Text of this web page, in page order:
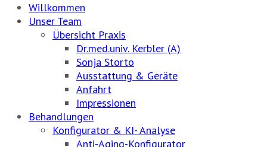
Willkommen
Unser Team
Übersicht Praxis
Dr.med.univ. Kerbler (A)
Sonja Storto
Ausstattung & Geräte
Anfahrt
Impressionen
Behandlungen
Konfigurator & KI- Analyse
Anti-Aging-Konfigurator